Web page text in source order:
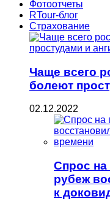
Фотоотчеты
RTour-блог
Страхование
Чаще всего
болеют
02.12.2022
Спрос
рубеж
к